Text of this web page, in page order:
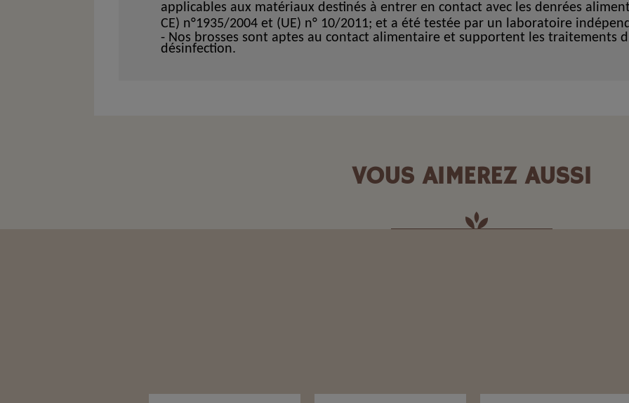
applicables aux matériaux destinés à entrer en contact avec les denrées
CE) n°1935/2004 et (UE) n° 10/2011; et a été testée par un laboratoire
- Nos brosses sont aptes au contact alimentaire et supportent les traitements
désinfection.
VOUS AIMEREZ AUSSI